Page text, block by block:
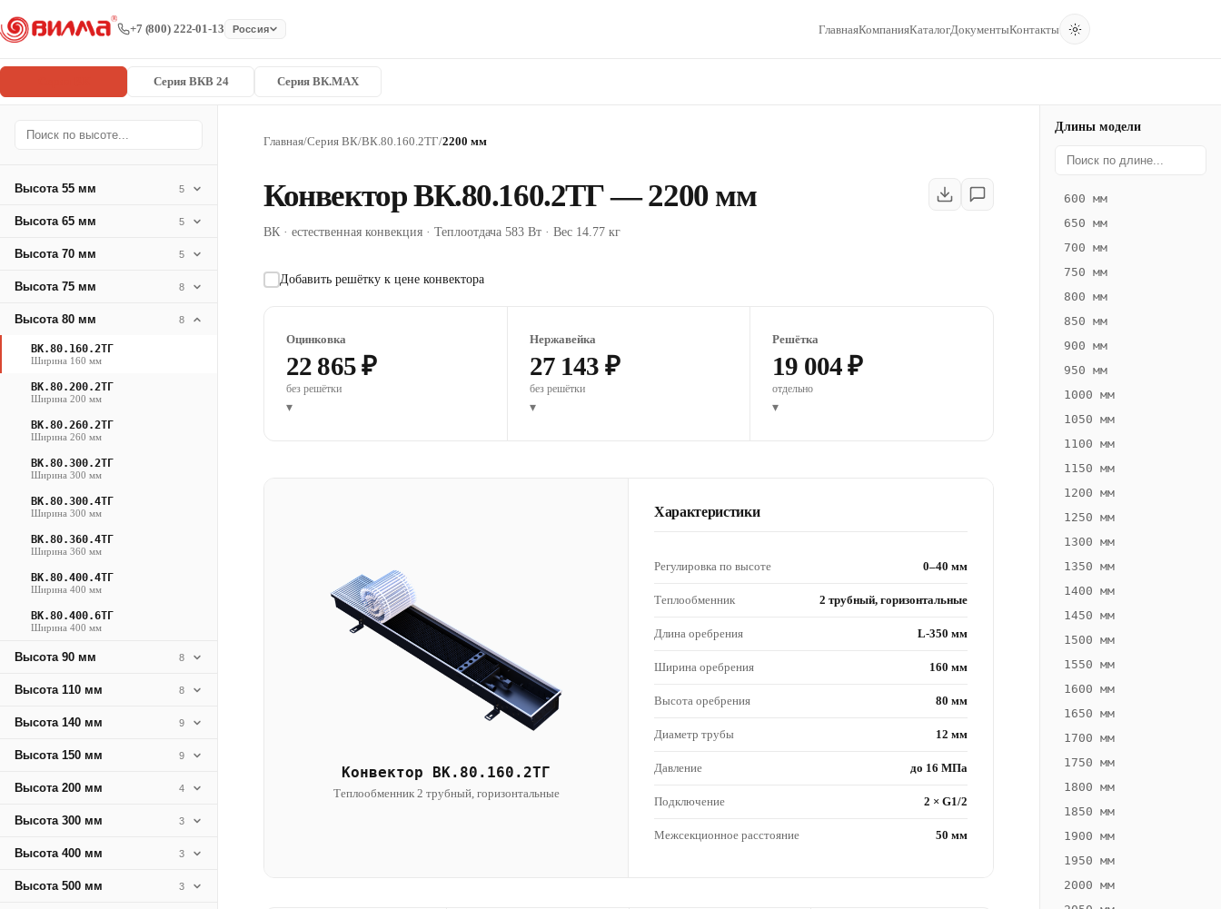
+7 (800) 222-01-13 Россия ГлавнаяКомпанияКаталогДокументыКонтакты
Серия ВКВ 24 Серия ВК.MAX
Высота 55 мм 5
Высота 65 мм 5
Высота 70 мм 5
Высота 75 мм 8
Высота 80 мм 8
ВК.80.160.2ТГ
Ширина 160 мм
ВК.80.200.2ТГ
Ширина 200 мм
ВК.80.260.2ТГ
Ширина 260 мм
ВК.80.300.2ТГ
Ширина 300 мм
ВК.80.300.4ТГ
Ширина 300 мм
ВК.80.360.4ТГ
Ширина 360 мм
ВК.80.400.4ТГ
Ширина 400 мм
ВК.80.400.6ТГ
Ширина 400 мм
Высота 90 мм 8
Высота 110 мм 8
Высота 140 мм 9
Высота 150 мм 9
Высота 200 мм 4
Высота 300 мм 3
Высота 400 мм 3
Высота 500 мм 3
Главная/Серия ВК/ВК.80.160.2ТГ/2200 мм
Конвектор ВК.80.160.2ТГ — 2200 мм
ВК · естественная конвекция · Теплоотдача 583 Вт · Вес 14.77 кг
Добавить решётку к цене конвектора
Оцинковка
22 865 ₽
без решётки
▾
Нержавейка
27 143 ₽
без решётки
▾
Решётка
19 004 ₽
отдельно
▾
Конвектор ВК.80.160.2ТГ
Теплообменник 2 трубный, горизонтальные
Характеристики
Регулировка по высоте 0–40 мм
Теплообменник 2 трубный, горизонтальные
Длина оребрения L-350 мм
Ширина оребрения 160 мм
Высота оребрения 80 мм
Диаметр трубы 12 мм
Давление до 16 МПа
Подключение 2 × G1/2
Межсекционное расстояние 50 мм
Длины модели
600 мм
650 мм
700 мм
750 мм
800 мм
850 мм
900 мм
950 мм
1000 мм
1050 мм
1100 мм
1150 мм
1200 мм
1250 мм
1300 мм
1350 мм
1400 мм
1450 мм
1500 мм
1550 мм
1600 мм
1650 мм
1700 мм
1750 мм
1800 мм
1850 мм
1900 мм
1950 мм
2000 мм